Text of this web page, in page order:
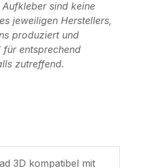
Aufkleber sind keine
jeweiligen Herstellers,
produziert und
entsprechend
zutreffend.